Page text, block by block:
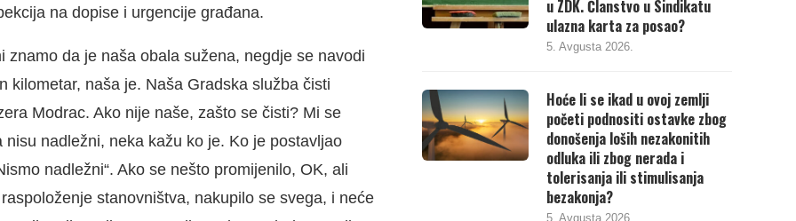
na dopise i urgencije građana.
znamo da je naša obala sužena, negdje se navodi
kilometar, naša je. Naša Gradska služba čisti
Modrac. Ako nije naše, zašto se čisti? Mi se
nadležni, neka kažu ko je. Ko je postavljao
nadležni“. Ako se nešto promijenilo, OK, ali
stanovništva, nakupilo se svega, i neće
u ZDK. Članstvo u Sindikatu
ulazna karta za posao?
5. Avgusta 2026.
Hoće li se ikad u ovoj zemlji
početi podnositi ostavke zbog
donošenja loših nezakonitih
odluka ili zbog nerada i
tolerisanja ili stimulisanja
bezakonja?
5. Avgusta 2026.